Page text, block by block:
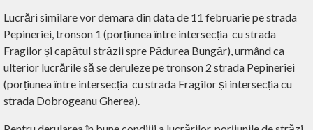
Lucrări similare vor demara din data de 11 februarie pe strada
Pepineriei, tronson 1 (porțiunea între intersecția cu strada
Fragilor și capătul străzii spre Pădurea Bungăr), urmând ca
ulterior lucrările să se deruleze pe tronson 2 strada Pepineriei
(porțiunea între intersecția cu strada Fragilor și intersecția cu
strada Dobrogeanu Gherea).